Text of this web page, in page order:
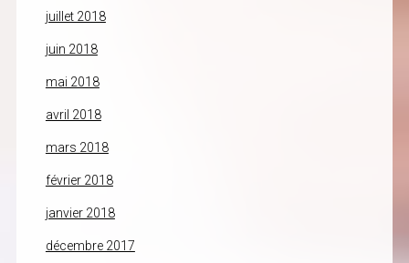
juillet 2018
juin 2018
mai 2018
avril 2018
mars 2018
février 2018
janvier 2018
décembre 2017